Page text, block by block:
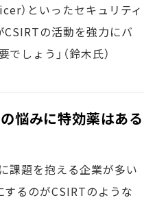
）といったセキュリティ
CSIRTの活動を強力にバ
しょう」（鈴木氏）
悩みに特効薬はある
課題を抱える企業が多い
するのがCSIRTのような